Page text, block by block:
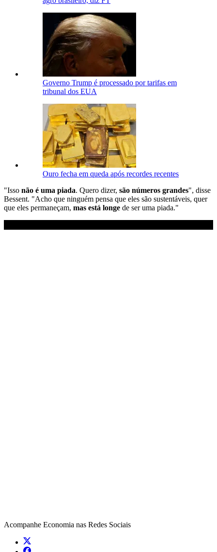
Governo Trump é processado por tarifas em
tribunal dos EUA
Ouro fecha em queda após recordes recentes
"Isso não é uma piada. Quero dizer, são números grandes", disse
Bessent. "Acho que ninguém pensa que eles são sustentáveis, quer
que eles permaneçam, mas está longe de ser uma piada."
Acompanhe Economia nas Redes Sociais